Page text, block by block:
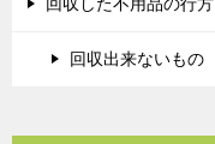
回収出来ないもの